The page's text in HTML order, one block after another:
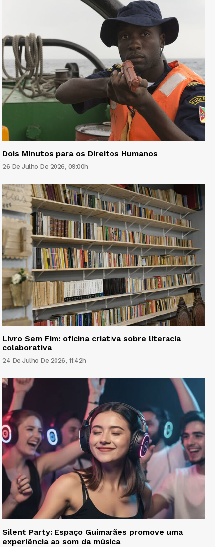
Dois Minutos para os Direitos Humanos
26 De Julho De 2026, 09:00h
Livro Sem Fim: oficina criativa sobre literacia
colaborativa
24 De Julho De 2026, 11:42h
Silent Party: Espaço Guimarães promove uma
experiência ao som da música